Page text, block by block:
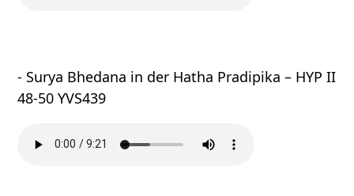
- Surya Bhedana in der Hatha Pradipika – HYP II
48-50 YVS439